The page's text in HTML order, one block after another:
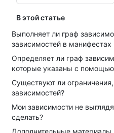
В этой статье
Выполняет ли граф
зависимостей в
Определяет ли граф
которые указаны с
Существуют ли
зависимостей?
Мои зависимости не
сделать?
Дополнительные материалы